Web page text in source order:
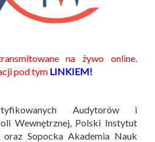
na żywo online.
pod tym LINKIEM!
Audytorów i
Wewnętrznej, Polski Instytut
Sopocka Akademia Nauk